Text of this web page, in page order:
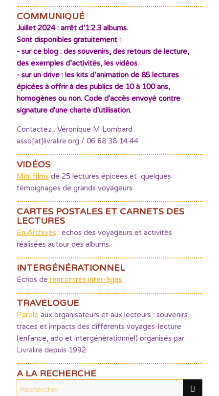
COMMUNIQUÉ
Juillet 2024 : arrêt d’1.2.3 albums.
Sont disponibles gratuitement :
- sur ce blog : des souvenirs, des retours de lecture,
des exemples d’activités, les vidéos.
- sur un drive : les kits d’animation de 85 lectures
épicées à offrir à des publics de 10 à 100 ans,
homogènes ou non. Code d'accès envoyé contre
signature d'une charte d'utilisation.
Contactez : Véronique M Lombard
asso[at]livralire.org / 06 68 38 14 44
VIDÉOS
Mini films de 25 lectures épicées et quelques
témoignages de grands voyageurs.
CARTES POSTALES ET CARNETS DES
LECTURES
En Archives : échos des voyageurs et activités
réalisées autour des albums.
INTERGÉNÉRATIONNEL
Echos de rencontres inter-âges
TRAVELOGUE
Parole aux organisateurs et aux lecteurs : souvenirs,
traces et impacts des différents voyages-lecture
(enfance, ado et intergénérationnel) organisés par
Livralire depuis 1992.
A LA RECHERCHE